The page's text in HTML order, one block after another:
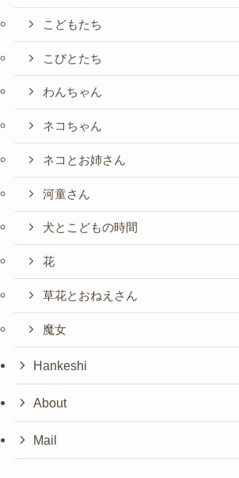
こどもたち
こびとたち
わんちゃん
ネコちゃん
ネコとお姉さん
河童さん
犬とこどもの時間
花
草花とおねえさん
魔女
Hankeshi
About
Mail